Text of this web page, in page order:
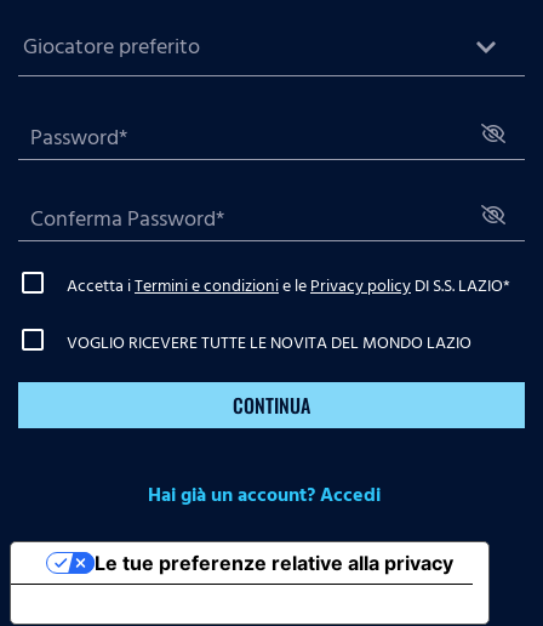
Accetta iTermini e condizionie lePrivacy policyDI S.S. LAZIO*
VOGLIO RICEVERE TUTTE LE NOVITA DEL MONDO LAZIO
CONTINUA
Hai già un account? Accedi
Le tue preferenze relative alla privacy